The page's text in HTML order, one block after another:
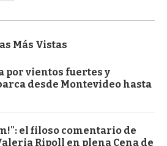
Más Vistas
vientos fuertes y
desde Montevideo hasta
el filoso comentario de
Ripoll en plena Cena de